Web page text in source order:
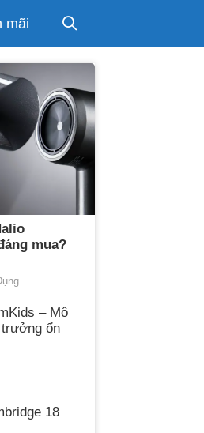
mãi
mua?
– Mô
ổn
18